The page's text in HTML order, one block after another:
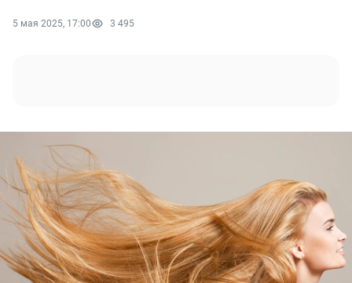
5 мая 2025, 17:00 3 495